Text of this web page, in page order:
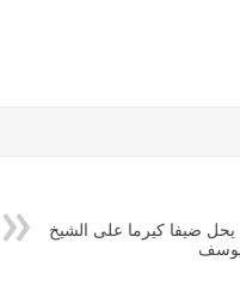
ضيفا كيرما على الشيخ